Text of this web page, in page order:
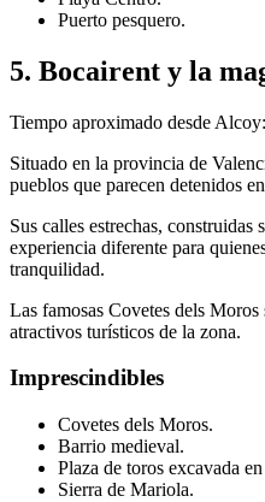
Puerto pesquero.
5. Bocairent y la
Tiempo aproximado desde
Situado en la provincia de
pueblos que parecen detenidos
Sus calles estrechas, construidas
experiencia diferente para
tranquilidad.
Las famosas Covetes dels
atractivos turísticos de la zona.
Imprescindibles
Covetes dels Moros.
Barrio medieval.
Plaza de toros excavada
Sierra de Mariola.